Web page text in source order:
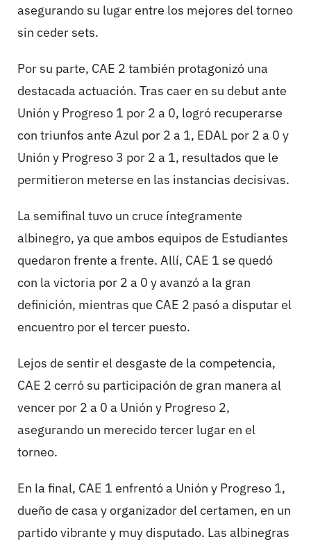
asegurando su lugar entre los mejores del torneo
sin ceder sets.
Por su parte, CAE 2 también protagonizó una
destacada actuación. Tras caer en su debut ante
Unión y Progreso 1 por 2 a 0, logró recuperarse
con triunfos ante Azul por 2 a 1, EDAL por 2 a 0 y
Unión y Progreso 3 por 2 a 1, resultados que le
permitieron meterse en las instancias decisivas.
La semifinal tuvo un cruce íntegramente
albinegro, ya que ambos equipos de Estudiantes
quedaron frente a frente. Allí, CAE 1 se quedó
con la victoria por 2 a 0 y avanzó a la gran
definición, mientras que CAE 2 pasó a disputar el
encuentro por el tercer puesto.
Lejos de sentir el desgaste de la competencia,
CAE 2 cerró su participación de gran manera al
vencer por 2 a 0 a Unión y Progreso 2,
asegurando un merecido tercer lugar en el
torneo.
En la final, CAE 1 enfrentó a Unión y Progreso 1,
dueño de casa y organizador del certamen, en un
partido vibrante y muy disputado. Las albinegras